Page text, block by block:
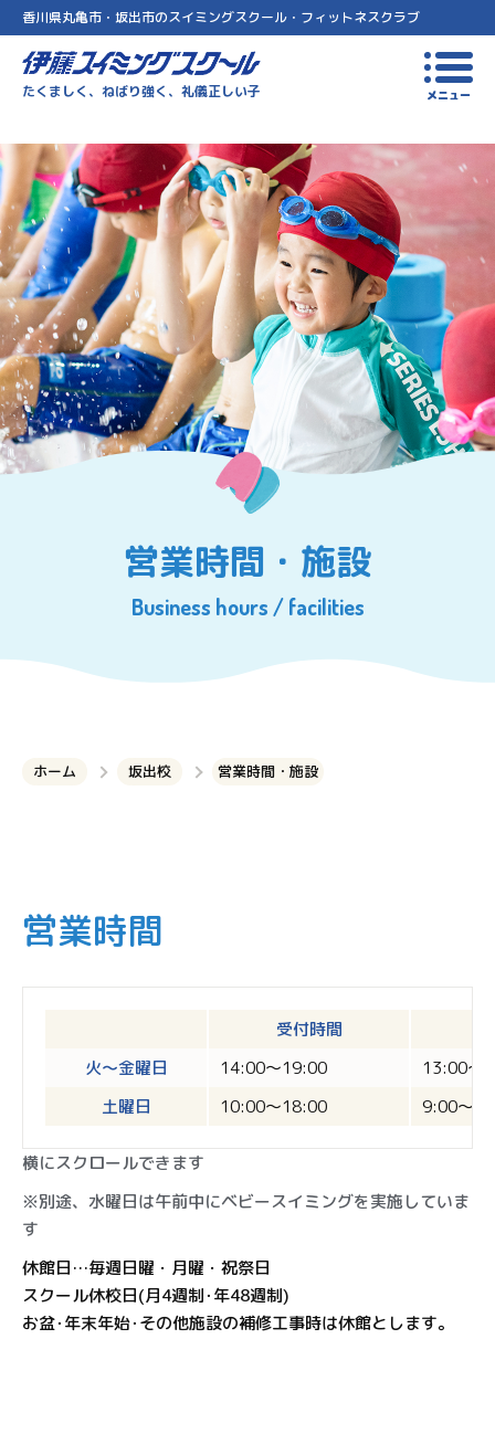
香川県丸亀市・坂出市のスイミングスクール・フィットネスクラブ
伊藤スイミングスクール
たくましく、ねばり強く、礼儀正しい子 メニュー
営業時間・施設
Business hours / facilities
ホーム 坂出校 営業時間・施設
営業時間
受付時間
火〜金曜日
14:00〜19:00
13:00〜
土曜日
10:00〜18:00 9:00〜
横にスクロールできます
※別途、水曜日は午前中にベビースイミングを実施していま
す
休館日…毎週日曜・月曜・祝祭日
スクール休校日(月4週制･年48週制)
お盆･年末年始･その他施設の補修工事時は休館とします。